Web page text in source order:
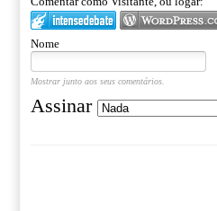
Nome
Mostrar junto aos seus comentários.
Assinar